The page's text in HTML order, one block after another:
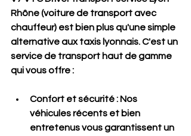
Rhône (voiture de transport avec
chauffeur) est bien plus qu'une simple
alternative aux taxis lyonnais. C'est un
service de transport haut de gamme
qui vous offre :
Confort et sécurité : Nos
véhicules récents et bien
entretenus vous garantissent un